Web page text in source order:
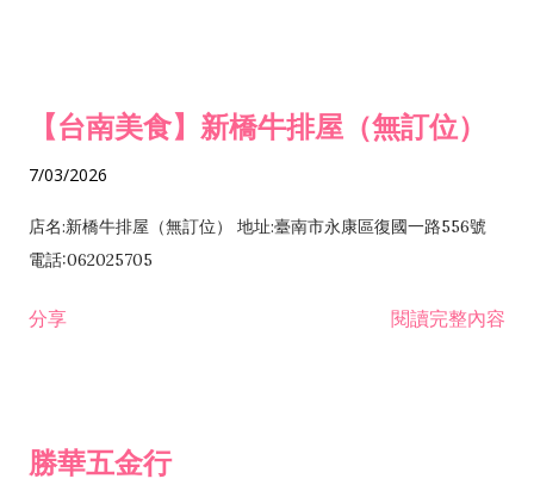
【台南美食】新橋牛排屋（無訂位）
7/03/2026
店名:新橋牛排屋（無訂位） 地址:臺南市永康區復國一路556號
電話:062025705
分享 閱讀完整內容
勝華五金行